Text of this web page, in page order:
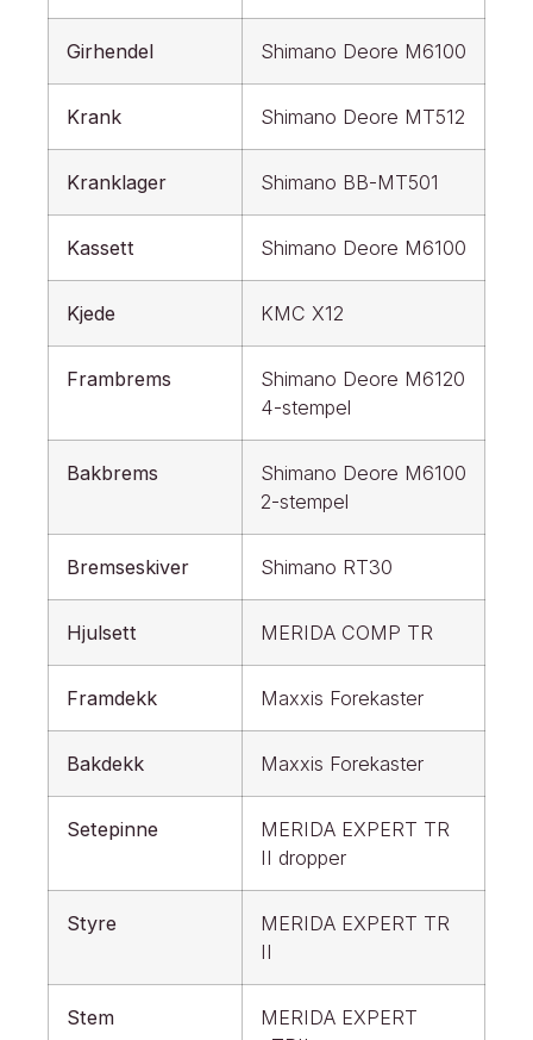
Girhendel Shimano Deore M6100
Krank Shimano Deore MT512
Kranklager Shimano BB-MT501
Kassett Shimano Deore M6100
Kjede KMC X12
Frambrems
Shimano Deore M6120
4-stempel
Bakbrems
Shimano Deore M6100
2-stempel
Bremseskiver Shimano RT30
Hjulsett MERIDA COMP TR
Framdekk Maxxis Forekaster
Bakdekk Maxxis Forekaster
Setepinne
MERIDA EXPERT TR
II dropper
Styre
MERIDA EXPERT TR
II
Stem
MERIDA EXPERT